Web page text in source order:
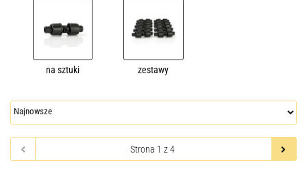
na sztuki zestawy